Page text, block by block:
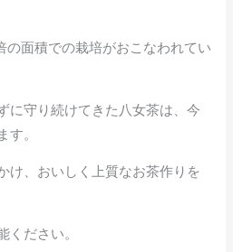
面積での栽培がおこなわれてい
に守り続けてきた八女茶は、今
す。
け、おいしく上質なお茶作りを
ください。